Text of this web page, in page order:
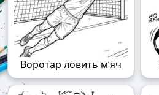
Воротар ловить м’яч